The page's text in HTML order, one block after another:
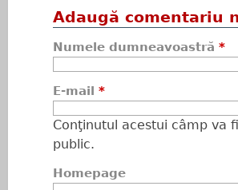
Adaugă comentariu
Numele dumneavoastră *
E-mail *
Conţinutul acestui câmp va
public.
Homepage